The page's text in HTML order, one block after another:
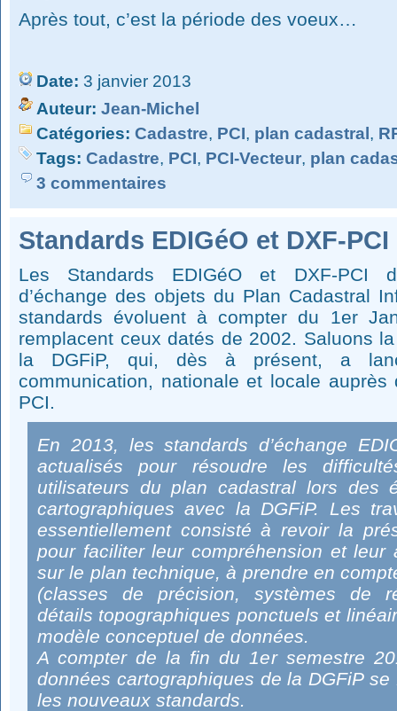
Après tout, c’est la période des voeux…
Date: 3 janvier 2013
Auteur: Jean-Michel
Catégories: Cadastre, PCI, plan cadastral ,
Tags: Cadastre, PCI, PCI-Vecteur, plan
3 commentaires
Standards EDIGéO et DXF-
Les Standards EDIGéO et DXF-PCI
d’échange des objets du Plan Cadastral
standards évoluent à compter du 1er
remplacent ceux datés de 2002. Saluons
la DGFiP, qui, dès à présent, a
communication, nationale et locale
PCI.
En 2013, les standards d’échange
actualisés pour résoudre les
utilisateurs du plan cadastral lors des
cartographiques avec la DGFiP. Les
essentiellement consisté à revoir la
pour faciliter leur compréhension et leur
sur le plan technique, à prendre en
(classes de précision, systèmes de
détails topographiques ponctuels et
modèle conceptuel de données.
A compter de la fin du 1er semestre
données cartographiques de la DGFiP
les nouveaux standards.